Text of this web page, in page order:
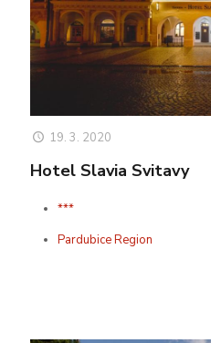
19. 3. 2020
Hotel Slavia Svitavy
***
Pardubice Region